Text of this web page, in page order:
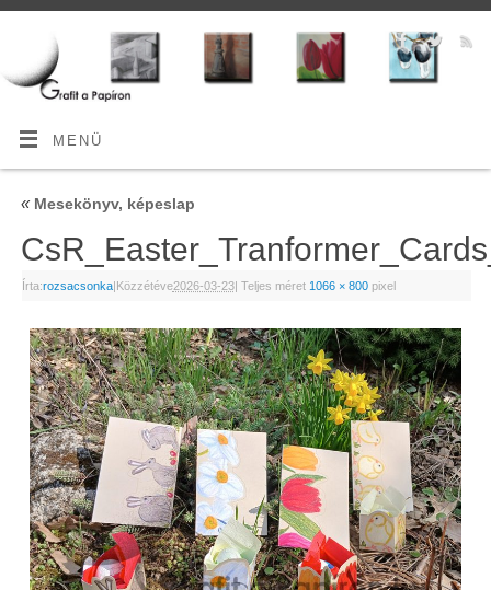
MENÜ
«Mesekönyv, képeslap
Írta:rozsacsonka|Közzétéve2026-03-23| Teljes méret 1066 × 800pixel